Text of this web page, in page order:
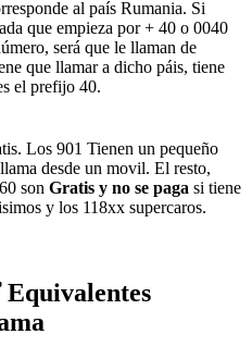
al país Rumania. Si
que empieza por + 40 o 0040
será que le llaman de
que llamar a dicho páis, tiene
el prefijo 40.
Los 901 Tienen un pequeño
desde un movil. El resto,
son Gratis y no se paga si tiene
y los 118xx supercaros.
Equivalentes